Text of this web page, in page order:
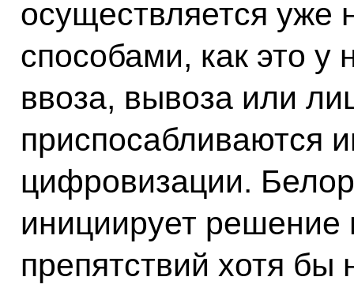
осуществляется уже
способами, как это
ввоза, вывоза или
приспосабливаются
цифровизации.
инициирует
препятствий хотя